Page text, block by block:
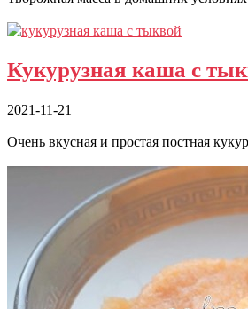
Кукурузная каша с
2021-11-21
Очень вкусная и простая постная